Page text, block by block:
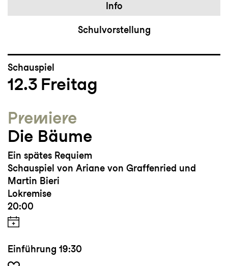
Info
Schulvorstellung
Schauspiel
12.3 Freitag
Premiere
Die Bäume
Ein spätes Requiem
Schauspiel von Ariane von Graffenried und
Martin Bieri
Lokremise
20:00
Einführung 19:30